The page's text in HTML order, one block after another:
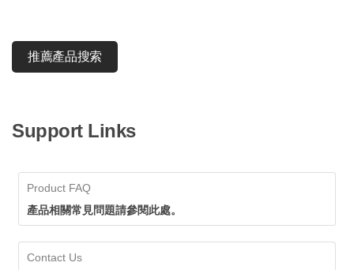
推薦產品搜索
Support Links
Product FAQ
產品相關常見問題請參閱此處。
Contact Us